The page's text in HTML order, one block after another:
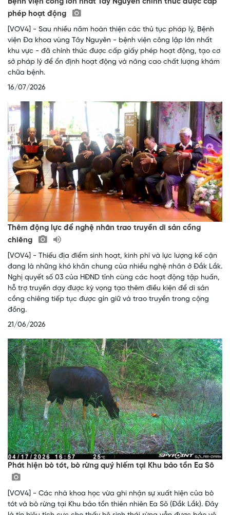
phép hoạt động
[VOV4] - Sau nhiều năm hoàn thiện các thủ tục pháp lý, Bệnh
viện Đa khoa vùng Tây Nguyên - bệnh viện công lập lớn nhất
khu vực - đã chính thức được cấp giấy phép hoạt động, tạo cơ
sở pháp lý để ổn định hoạt động và nâng cao chất lượng khám
chữa bệnh.
16/07/2026
Thêm động lực để nghệ nhân trao truyền di sản cồng
chiêng
[VOV4] - Thiếu địa điểm sinh hoạt, kinh phí và lực lượng kế cận
đang là những khó khăn chung của nhiều nghệ nhân ở Đắk Lắk.
Nghị quyết số 03 của HĐND tỉnh cùng các hoạt động tập huấn,
hỗ trợ truyền dạy được kỳ vọng tạo thêm điều kiện để di sản
cồng chiêng tiếp tục được gìn giữ và trao truyền trong cộng
đồng.
21/06/2026
Phát hiện bò tót, bò rừng quý hiếm tại Khu bảo tồn Ea Sô
[VOV4] - Các nhà khoa học vừa ghi nhận sự xuất hiện của bò
tót và bò rừng tại Khu bảo tồn thiên nhiên Ea Sô (Đắk Lắk). Đây